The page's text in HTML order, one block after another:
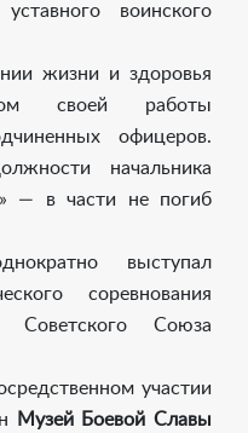
воинского
жизни и здоровья
своей работы
офицеров.
начальника
— в части не погиб
выступал
соревнования
Советского Союза
участии
Музей Боевой Славы